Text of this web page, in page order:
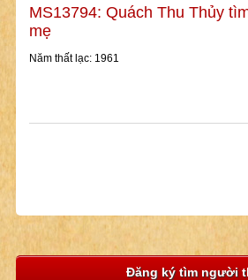
MS13794: Quách Thu Thủy
mẹ
Năm thất lạc: 1961
Đăng ký tìm người